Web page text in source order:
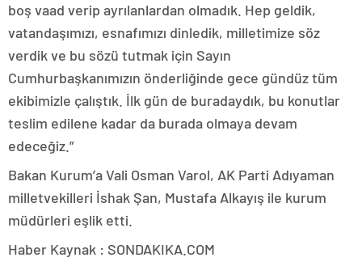
boş vaad verip ayrılanlardan olmadık. Hep geldik,
vatandaşımızı, esnafımızı dinledik, milletimize söz
verdik ve bu sözü tutmak için Sayın
Cumhurbaşkanımızın önderliğinde gece gündüz tüm
ekibimizle çalıştık. İlk gün de buradaydık, bu konutlar
teslim edilene kadar da burada olmaya devam
edeceğiz.”
Bakan Kurum’a Vali Osman Varol, AK Parti Adıyaman
milletvekilleri İshak Şan, Mustafa Alkayış ile kurum
müdürleri eşlik etti.
Haber Kaynak : SONDAKIKA.COM